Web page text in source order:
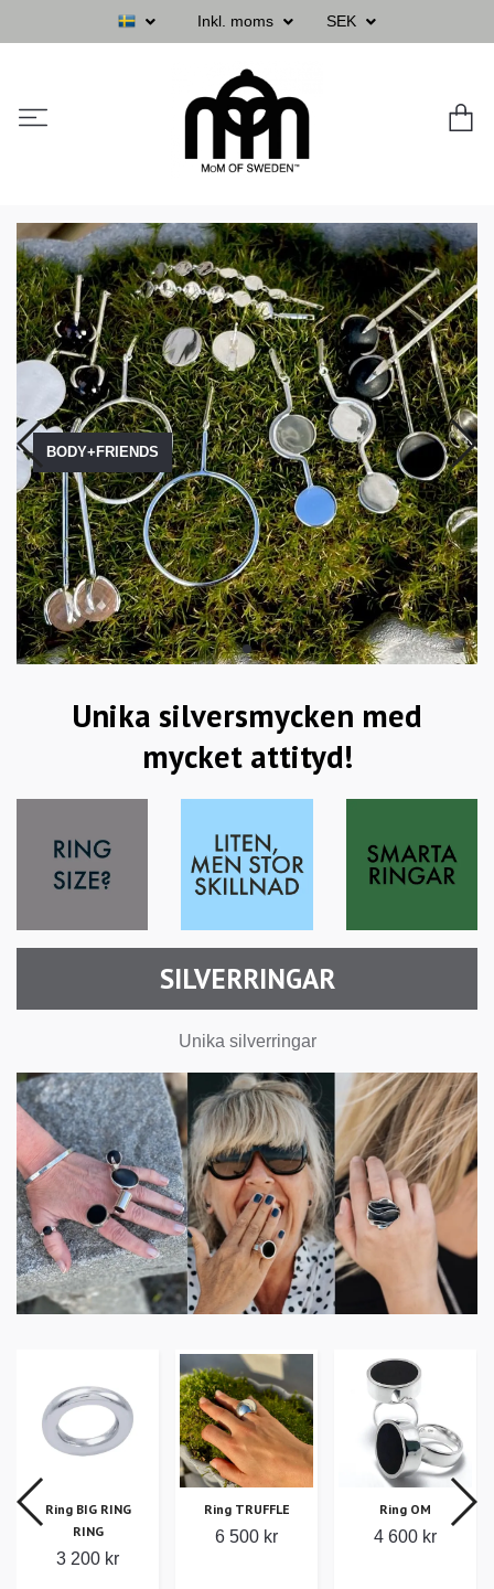
Inkl. moms SEK
BODY+FRIENDS
Unika silversmycken med
mycket attityd!
SILVERRINGAR
Unika silverringar
Ring TRUFFLE
6 500 kr
Ring OM
4 600 kr
Ring EDGE
6 500 kr